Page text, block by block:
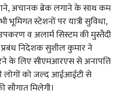
अचानक ब्रेक लगाने के साथ कम
स्टेशनों पर यात्री सुविधा,
व अलार्म सिस्टम की मुस्तैदी
निदेशक सुशील कुमार ने
के लिए सीएमआरएस से अनापत्ति
लोगों को जल्द आईआईटी से
सौगात मिलेगी।